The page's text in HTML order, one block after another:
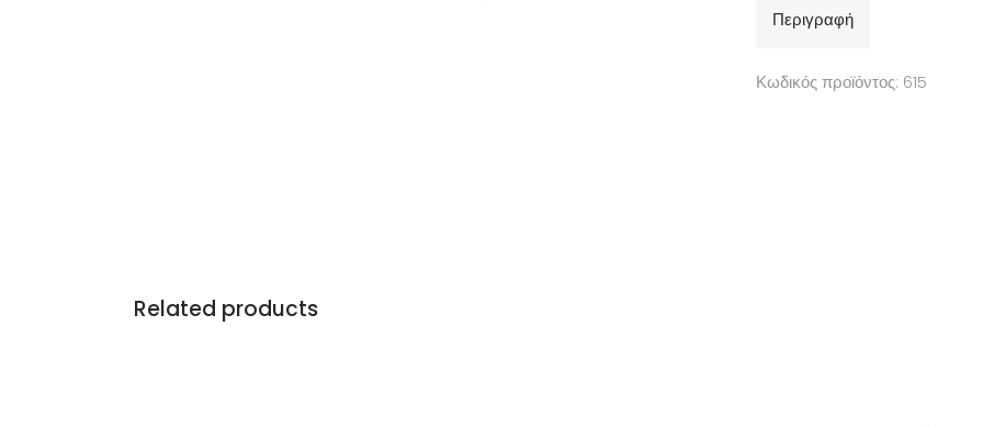
Περιγραφή
Κωδικός προϊόντος: 615
Related products